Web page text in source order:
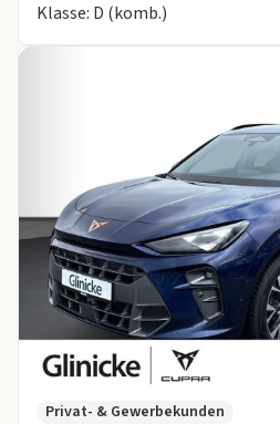
Klasse: D (komb.)
Privat- & Gewerbekunden